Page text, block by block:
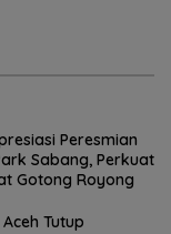
Peresmian
Sabang, Perkuat
Gotong Royong
Tutup